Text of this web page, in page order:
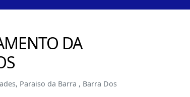
DA
Paraiso da Barra , Barra Dos